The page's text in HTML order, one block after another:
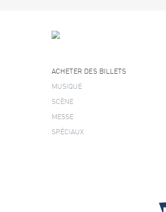
ACHETER DES BILLETS
MUSIQUE
SCÈNE
MESSE
SPÉCIAUX